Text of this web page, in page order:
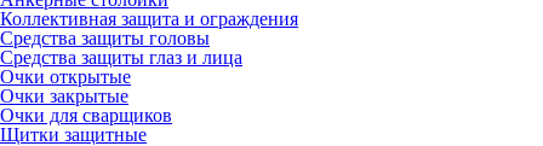
Коллективная защита и ограждения
Средства защиты головы
Средства защиты глаз и лица
Очки открытые
Очки закрытые
Очки для сварщиков
Щитки защитные